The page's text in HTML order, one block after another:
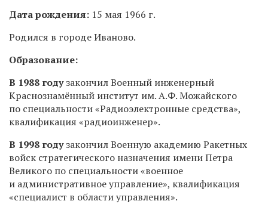
Дата рождения: 15 мая 1966 г.
Родился в городе Иваново.
Образование:
В 1988 годузакончил Военный инженерный
Краснознамённый институт им. А.Ф. Можайского
по специальности «Радиоэлектронные средства»,
квалификация «радиоинженер».
В 1998 годузакончил Военную академию Ракетных
войск стратегического назначения имени Петра
Великого по специальности «военное
и административное управление», квалификация
«специалист в области управления».